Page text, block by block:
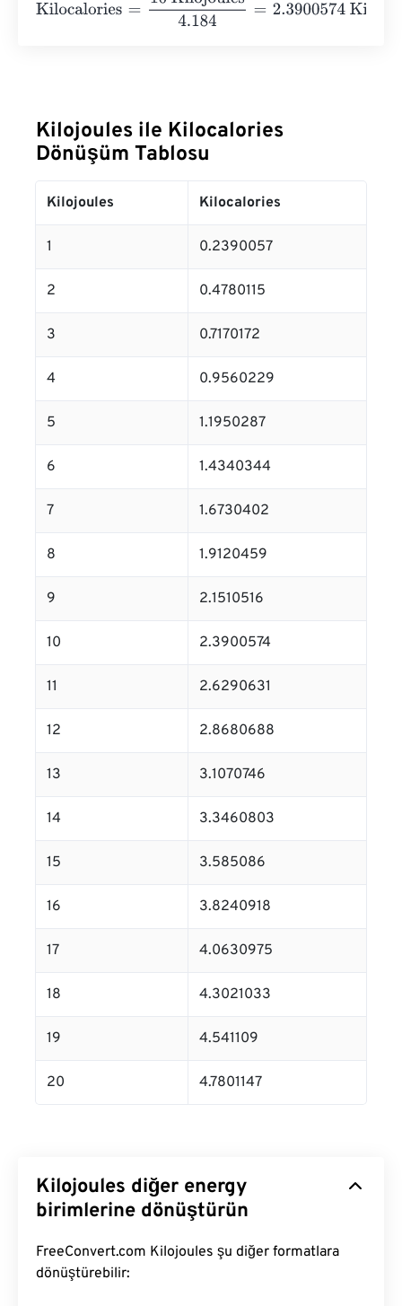
Kilojoules ile Kilocalories
Dönüşüm Tablosu
Kilojoules Kilocalories
1 0.2390057
2 0.4780115
3 0.7170172
4 0.9560229
5 1.1950287
6 1.4340344
7 1.6730402
8 1.9120459
9 2.1510516
10 2.3900574
11 2.6290631
12 2.8680688
13 3.1070746
14 3.3460803
15 3.585086
16 3.8240918
17 4.0630975
18 4.3021033
19 4.541109
20 4.7801147
Kilojoules diğer energy
birimlerine dönüştürün
FreeConvert.com Kilojoules şu diğer formatlara
dönüştürebilir: